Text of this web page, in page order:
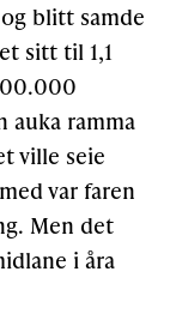
blitt samde
sitt til 1,1
auka ramma
ville seie
var faren
Men det
i åra